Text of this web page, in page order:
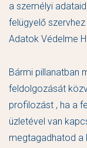
a személyi
felügyelő
Adatok Védelme
Bármi pillanatban
feldolgozását
profilozást , ha a
üzletével van
megtagadhatod a